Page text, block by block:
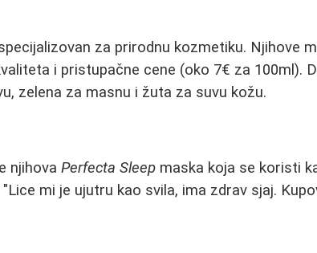
za prirodnu kozmetiku. Njihove
i pristupačne cene (oko 7€ za 100ml).
zelena za masnu i žuta za suvu kožu.
njihovaPerfecta Sleep maska koja se koristi
mi je ujutru kao svila, ima zdrav sjaj.